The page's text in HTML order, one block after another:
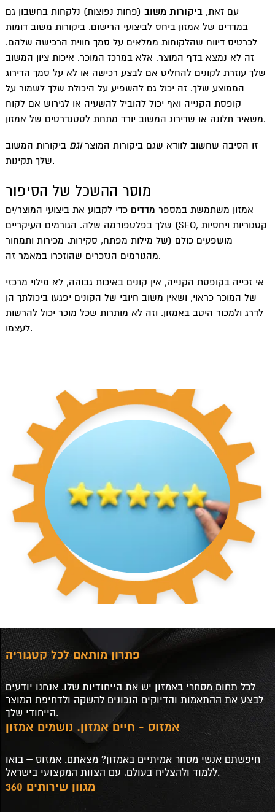
עם זאת,ביקורות משוב (פחות נפוצות) נלקחות בחשבון גם
במדדים של אמזון ביחס לביצועי הרישום. ביקורות משוב דומות
לכרטיס דיווח שהלקוחות ממלאים על סמך חווית הרכישה שלהם.
זה לא נמצא בדף המוצר, אלא במרכז המוכר. איכות ציון המשוב
שלך עוזרת לקונים להחליט אם לבצע רכישה או לא על סמך הדירוג
הממוצע שלך. זה יכול גם להשפיע על היכולת שלך לשמור על
קופסת הקנייה ואף יכול להוביל להשעיה או לגירוש אם לקוח
משאיר תלונה או שדירוג המשוב יורד מתחת לסטנדרטים של אמזון.
זו הסיבה שחשוב לוודא שגם ביקורות המוצרוגם ביקורות המשוב
שלך תקינות.
מוסר ההשכל של הסיפור
אמזון משתמשת במספר מדדים כדי לקבוע את ביצועי המוצר/ים
שלך בפלטפורמה שלה. הגורמים העיקריים (SEO, קטגוריות ויחסיות
של מילות מפתח, סקירות, מכירות ותמחור) מושפעים כולם
מהגורמים הנזכרים שהוזכרו במאמר זה.
אי זכייה בקופסת הקנייה, אין קונים באיכות גבוהה, לא מילוי מרכזי
של המוכר כראוי, ושאין משוב חיובי של הקונים יפגעו ביכולתך הן
לדרג ולמכור היטב באמזון. וזה לא מותרות שכל מוכר יכול להרשות
לעצמו.
פתרון מותאם לכל קטגוריה
לכל תחום מסחרי באמזון יש את הייחודיות שלו. אנחנו יודעים
לבצע את ההתאמות והדיוקים הנכונים להשקה ולדחיפת המוצר
הייחודי שלך.
אמזוס - חיים אמזון. נושמים אמזון
חיפשתם אנשי מסחר אמיתיים באמזון? מצאתם. אמזוס – בואו
ללמוד ולהצליח בעולם, עם הצוות המקצועי בישראל.
מגוון שירותים 360